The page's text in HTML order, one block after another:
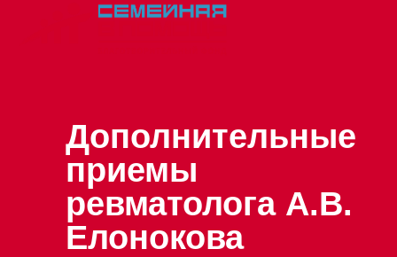
Дополнительные
приемы
ревматолога А.В.
Елонокова